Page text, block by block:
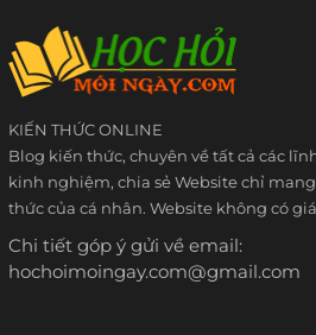
KIẾN THỨC ONLINE
Blog kiến thức, chuyên về tất cả các
kinh nghiệm, chia sẻ Website chỉ
thức của cá nhân. Website không có
Chi tiết góp ý gửi về email:
hochoimoingay.com@gmail.com